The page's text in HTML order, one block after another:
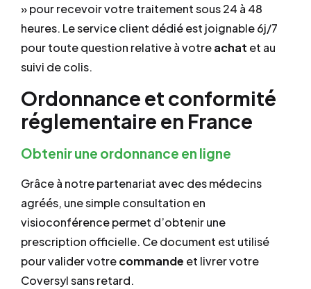
» pour recevoir votre traitement sous 24 à 48
heures. Le service client dédié est joignable 6j/7
pour toute question relative à votreachat et au
suivi de colis.
Ordonnance et conformité
réglementaire en France
Obtenir une ordonnance en ligne
Grâce à notre partenariat avec des médecins
agréés, une simple consultation en
visioconférence permet d’obtenir une
prescription officielle. Ce document est utilisé
pour valider votrecommande et livrer votre
Coversyl sans retard.